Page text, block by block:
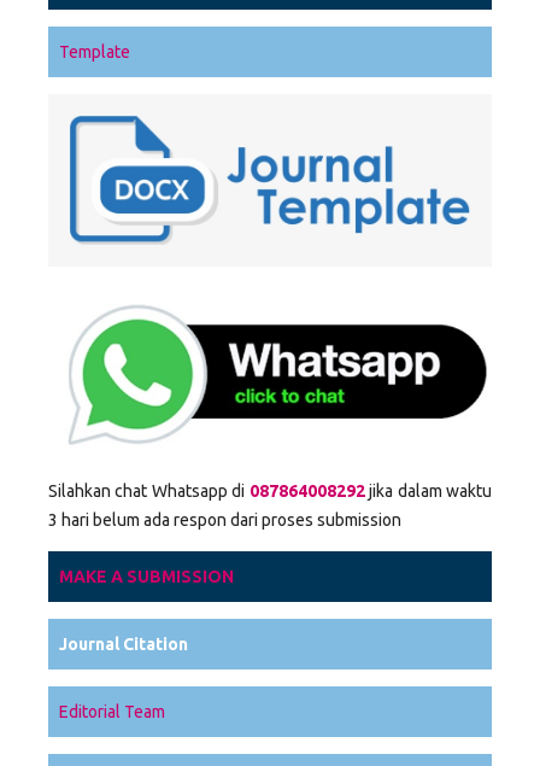
Template
Silahkan chat Whatsapp di 087864008292jika dalam waktu
3 hari belum ada respon dari proses submission
MAKE A SUBMISSION
Journal Citation
Editorial Team